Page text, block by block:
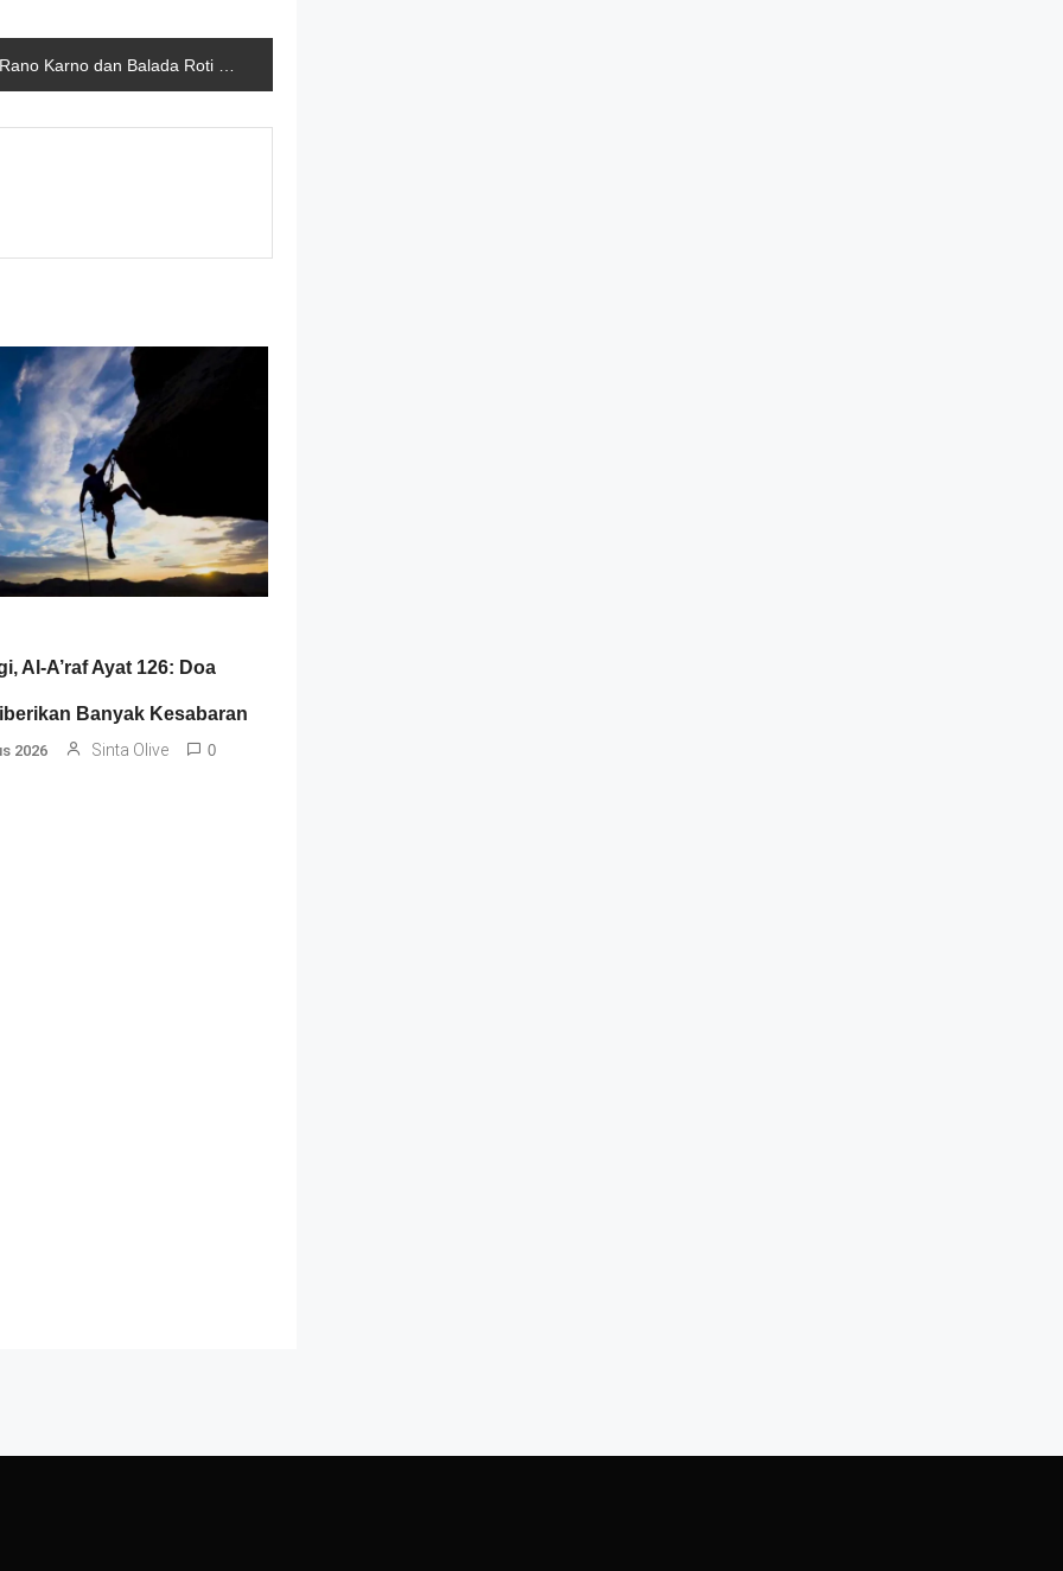
Rano Karno dan Balada Roti Gambang
Al-A’raf Ayat 126: Doa
Banyak Kesabaran
2026 Sinta Olive 0